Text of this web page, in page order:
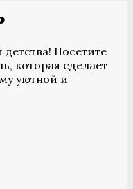
Посетите
которая сделает
уютной и